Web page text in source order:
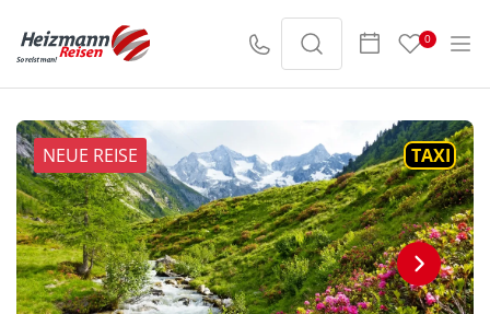
0
NEUE REISE TAXI